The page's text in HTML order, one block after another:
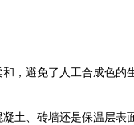
，避免了人工合成色
土、砖墙还是保温层